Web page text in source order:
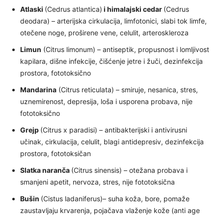
Atlaski (Cedrus atlantica) i himalajski cedar (Cedrus
deodara) – arterijska cirkulacija, limfotonici, slabi tok limfe,
otečene noge, proširene vene, celulit, arteroskleroza
Limun (Citrus limonum) – antiseptik, propusnost i lomljivost
kapilara, dišne infekcije, čišćenje jetre i žuči, dezinfekcija
prostora, fototoksično
Mandarina (Citrus reticulata) – smiruje, nesanica, stres,
uznemirenost, depresija, loša i usporena probava, nije
fototoksično
Grejp (Citrus x paradisi) – antibakterijski i antivirusni
učinak, cirkulacija, celulit, blagi antidepresiv, dezinfekcija
prostora, fototoksičan
Slatka naranča (Citrus sinensis) – otežana probava i
smanjeni apetit, nervoza, stres, nije fototoksična
Bušin (Cistus ladaniferus)– suha koža, bore, pomaže
zaustavljaju krvarenja, pojačava vlaženje kože (anti age